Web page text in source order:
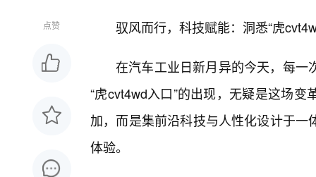
点赞 驭风而行，科技赋能：洞悉“虎
在汽车工业日新月异的今天，每一
“虎cvt4wd入口”的出现，无疑是这场
加，而是集前沿科技与人性化设计于
体验。